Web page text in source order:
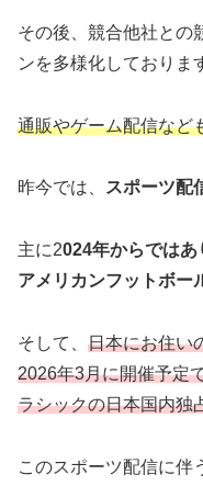
その後、競合他社との
ンを多様化しておりま
通販やゲーム配信など
昨今では、 スポーツ配
主に2024年からではあ
アメリカンフットボー
そして、 日本にお住い
2026年3月に開催予定
ラシックの日本国内独
このスポーツ配信に伴